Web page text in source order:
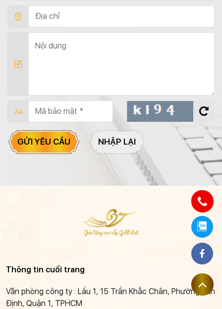
GỬI YÊU CẦU NHẬP LẠI
Thông tin cuối trang
Văn phòng công ty : Lầu 1, 15 Trần Khắc Chân, Phường Tân
Định, Quận 1, TPHCM